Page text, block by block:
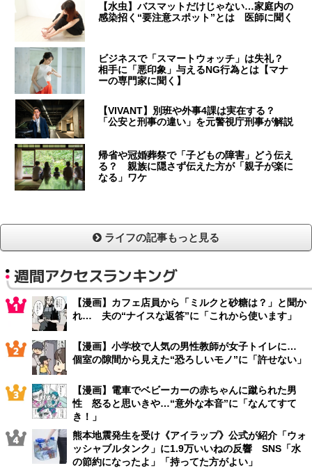
【水虫】バスマットだけじゃない…家庭内の
感染招く“要注意スポット”とは 医師に聞く
ビジネスで「スマートウォッチ」は失礼？
相手に「悪印象」与えるNG行為とは【マナ
ーの専門家に聞く】
【VIVANT】別班や外事4課は実在する？
「公安と刑事の違い」を元警視庁刑事が解説
帰省や冠婚葬祭で「子どもの障害」どう伝え
る？ 親族に隠さず伝えた方が「親子が楽に
なる」ワケ
ライフの記事もっと見る
週間アクセスランキング
【漫画】カフェ店員から「ミルクと砂糖は？」と聞か
れ… 夫の“ナイスな返答”に「これから使います」
【漫画】小学校で人気の男性教師が女子トイレに…
個室の隙間から見えた“恐ろしいモノ”に「許せない」
【漫画】電車でベビーカーの赤ちゃんに蹴られた男
性 怒ると思いきや…“意外な本音”に「なんてすて
き！」
熊本地震発生を受け《アイラップ》公式が紹介「ウォ
ッシャブルタンク」に1.9万いいねの反響 SNS「水
の節約になったよ」「持ってた方がよい」